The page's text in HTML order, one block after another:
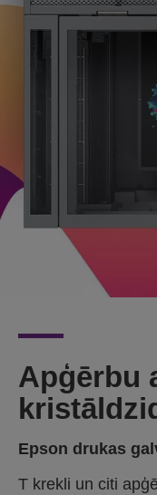
Apģērbu
Epson drukas
T krekli un citi